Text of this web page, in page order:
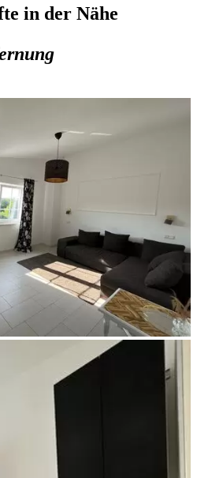
in der Nähe